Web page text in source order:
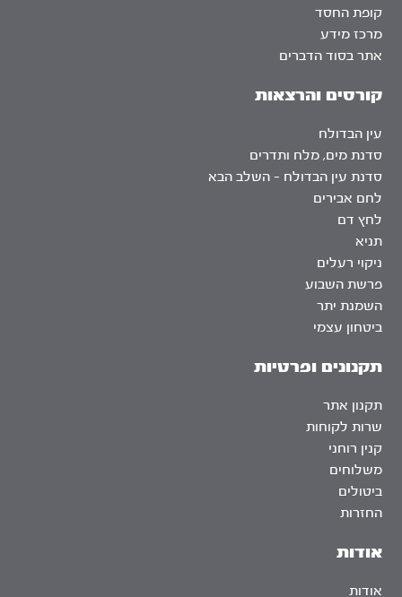
אודות
אודות
קופת החסד
מרכז מידע
אתר בסוד הדברים
קורסים והרצאות
עין הבדולח
סדנת מים, מלח ותדרים
סדנת עין הבדולח – השלב הבא
לחם אבירים
לחץ דם
תניא
ניקוי רעלים
פרשת השבוע
השמנת יתר
ביטחון עצמי
תקנונים ופרטיות
תקנון אתר
שרות לקוחות
קנין רוחני
משלוחים
ביטולים
החזרות